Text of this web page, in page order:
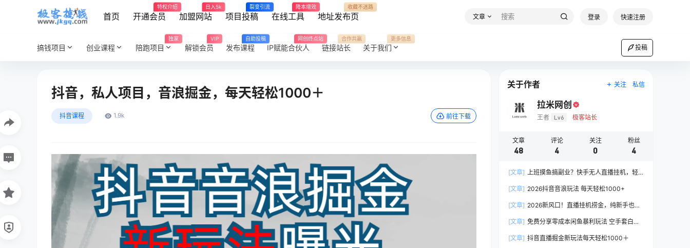
首页 开通会员
特权介绍
加盟网站
日入5k
项目投稿
裂变引流
在线工具
降本增效
地址发布页
收藏不迷路
文章 登录 快速注册
搞钱项目 创业课程 陪跑项目
独家
解锁会员
VIP
发布课程
自助投稿
IP赋能合伙人
网创终点站
链接站长
合作共赢
关于我们
更多信息
投稿
抖音，私人项目，音浪掘金，每天轻松1000＋
抖音课程 1.9k 前往下载
关于作者 关注 私信
拉米网创
王者 Lv6 极客站长
文章
48
评论
4
关注
0
粉丝
4
[文章] 上班摸鱼搞副业？快手无人直播挂机，轻
[文章] 2026抖音音浪玩法 每天轻松1000+
[文章] 2026新风口！直播挂机捞金，纯新手也可
[文章] 免费分享零成本闲鱼暴利玩法 空手套白狼
[文章] 抖音直播掘金新玩法每天轻松1000＋